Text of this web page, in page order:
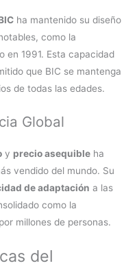
ha mantenido su diseño
como la
en 1991. Esta capacidad
que BIC se mantenga
de todas las edades.
Global
y precio asequible ha
vendido del mundo. Su
de adaptación a las
como la
millones de personas.
del